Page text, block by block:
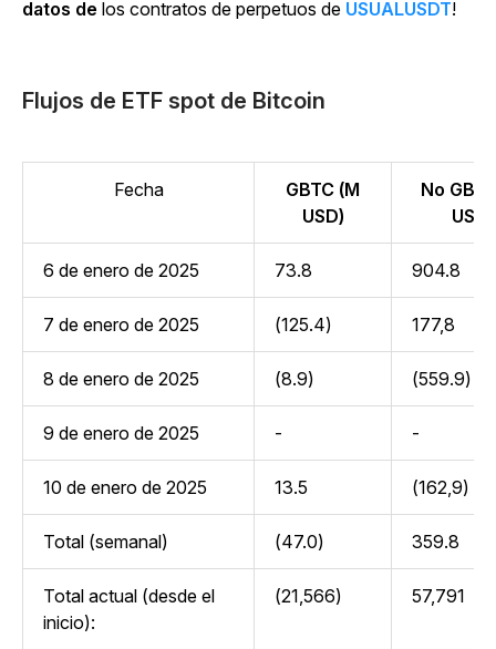
datos de los contratos de perpetuos de USUALUSDT!
Flujos de ETF spot de Bitcoin
Fecha
GBTC (M
USD)
No
USD)
6 de enero de 2025 73.8 904.8
7 de enero de 2025 (125.4) 177,8
8 de enero de 2025 (8.9) (559.9)
9 de enero de 2025 - -
10 de enero de 2025 13.5 (162,9)
Total (semanal) (47.0) 359.8
Total actual (desde el
inicio):
(21,566) 57,791